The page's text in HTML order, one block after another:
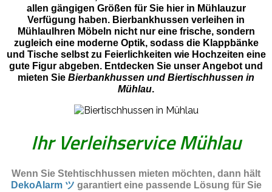
allen gängigen Größen für Sie hier in Mühlauzur
Verfügung haben. Bierbankhussen verleihen in
MühlauIhren Möbeln nicht nur eine frische, sondern
zugleich eine moderne Optik, sodass die Klappbänke
und Tische selbst zu Feierlichkeiten wie Hochzeiten eine
gute Figur abgeben. Entdecken Sie unser Angebot und
mieten Sie Bierbankhussen und Biertischhussen in
Mühlau.
Ihr Verleihservice Mühlau
Wenn Sie Stehtischhussen mieten möchten, dann hält
DekoAlarm ツ garantiert eine passende Lösung für Sie